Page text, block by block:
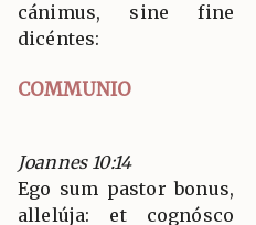
cánimus, sine fine
dicéntes:
COMMUNIO
Joannes 10:14
Ego sum pastor bonus,
allelúja: et cognósco